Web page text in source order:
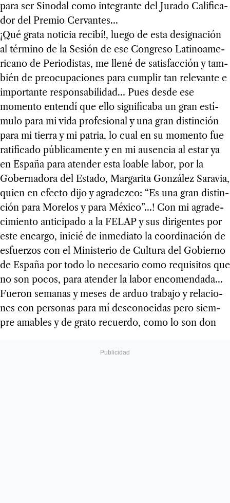
para ser Sino­dal como inte­grante del Jurado Cali­fi­ca­
dor del Pre­mio Cer­van­tes…
¡Qué grata noti­cia recibí!, luego de esta desig­na­ción
al tér­mino de la Sesión de ese Con­greso Lati­noa­me­
ri­cano de Perio­dis­tas, me llené de satis­fac­ción y tam­
bién de preo­cu­pa­cio­nes para cum­plir tan rele­vante e
impor­tante res­pon­sa­bi­li­dad… Pues desde ese
momento entendí que ello sig­ni­fi­caba un gran estí­
mulo para mi vida pro­fe­sio­nal y una gran dis­tin­ción
para mi tie­rra y mi patria, lo cual en su momento fue
rati­fi­cado públi­ca­mente y en mi ausen­cia al estar ya
en España para aten­der esta loa­ble labor, por la
Gober­na­dora del Estado, Mar­ga­rita Gon­zá­lez Sara­via,
quien en efecto dijo y agra­dezco: “Es una gran dis­tin­
ción para More­los y para México”…! Con mi agra­de­
ci­miento anti­ci­pado a la FELAP y sus diri­gen­tes por
este encargo, ini­cié de inme­diato la coor­di­na­ción de
esfuer­zos con el Minis­te­rio de Cul­tura del Gobierno
de España por todo lo nece­sa­rio como requi­si­tos que
no son pocos, para aten­der la labor enco­men­dada…
Fue­ron sema­nas y meses de arduo tra­bajo y rela­cio­
nes con per­so­nas para mí des­co­no­ci­das pero siem­
pre ama­bles y de grato recuerdo, como lo son don